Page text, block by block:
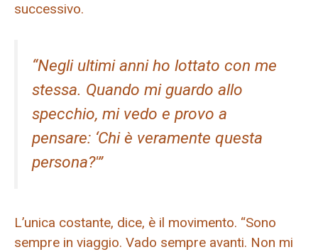
successivo.
“Negli ultimi anni ho lottato con me
stessa. Quando mi guardo allo
specchio, mi vedo e provo a
pensare: ‘Chi è veramente questa
persona?'”
L’unica costante, dice, è il movimento. “Sono
sempre in viaggio. Vado sempre avanti. Non mi